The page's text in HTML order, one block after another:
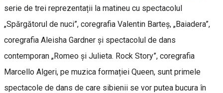
serie de trei reprezentații la matineu cu spectacolul
„Spărgătorul de nuci”, coregrafia Valentin Barteș, „Baiadera”,
coregrafia Aleisha Gardner și spectacolul de dans
contemporan „Romeo și Julieta. Rock Story”, coregrafia
Marcello Algeri, pe muzica formației Queen, sunt primele
spectacole de dans de care sibienii se vor putea bucura în